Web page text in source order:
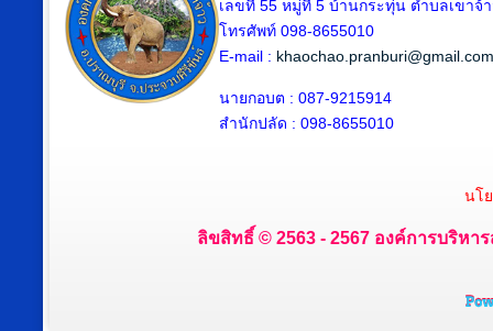
เลขที่ 55 หมู่ที่ 5 บ้านกระทุ่น ตำบลเขาจ้
โทรศัพท์ 098-8655010
E-mail : khaochao.pranburi@gmail.com
นายกอบต : 087-9215914
สำนักปลัด : 098-8655010
นโ
ลิขสิทธิ์ © 2563 - 2567 องค์การบริหา